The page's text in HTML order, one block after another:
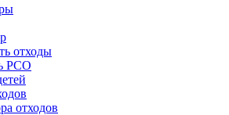
отходы
РСО
отходов